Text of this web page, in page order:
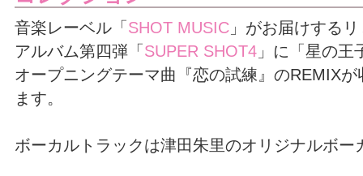
音楽レーベル「 SHOT MUSIC 」がお届けする
アルバム第四弾「 SUPER SHOT4 」に「星の王
オープニングテーマ曲『恋の試練』のREMIXが
ます。
ボーカルトラックは津田朱里のオリジナルボー